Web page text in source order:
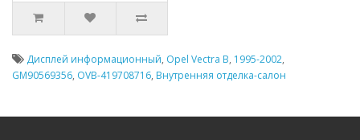
Дисплей информационный, Opel Vectra B, 1995-2002,
GM90569356, OVB-419708716, Внутренняя отделка-салон